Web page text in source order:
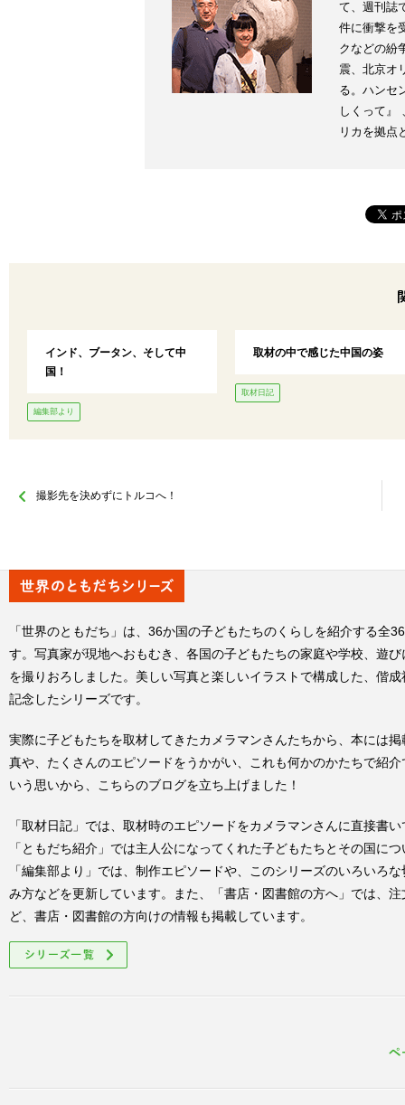
て、週刊誌
件に衝撃を
クなどの紛
震、北京オ
る。ハンセ
しくって』
リカを拠点
インド、ブータン、そして中
国！
編集部より
取材の中で感じた中国の姿
取材日記
撮影先を決めずにトルコへ！
「世界のともだち」は、36か国の子どもたちのくらしを紹介する全
す。写真家が現地へおもむき、各国の子どもたちの家庭や学校、遊
を撮りおろしました。美しい写真と楽しいイラストで構成した、偕
記念したシリーズです。
実際に子どもたちを取材してきたカメラマンさんたちから、本には
真や、たくさんのエピソードをうかがい、これも何かのかたちで紹
いう思いから、こちらのブログを立ち上げました！
「取材日記」では、取材時のエピソードをカメラマンさんに直接書
「ともだち紹介」では主人公になってくれた子どもたちとその国に
「編集部より」では、制作エピソードや、このシリーズのいろいろ
み方などを更新しています。また、「書店・図書館の方へ」では、
ど、書店・図書館の方向けの情報も掲載しています。